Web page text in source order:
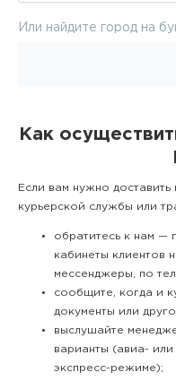
Или найдите город на
Как
Если вам нужно
курьерской службы или
обратитесь к нам —
кабинеты клиентов
мессенджеры, по
сообщите, когда и
документы или
выслушайте
варианты (авиа- или
экспресс-режиме);